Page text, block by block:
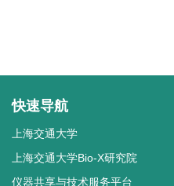
快速导航
上海交通大学
上海交通大学Bio-X研究院
仪器共享与技术服务平台